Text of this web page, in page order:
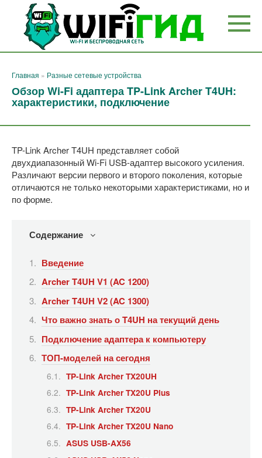
Перейти
контенту
Главная » Разные сетевые устройства
Обзор Wi-Fi адаптера TP-Link Archer T4UH:
характеристики, подключение
TP-Link Archer T4UH представляет собой
двухдиапазонный Wi-Fi USB-адаптер высокого усиления.
Различают версии первого и второго поколения, которые
отличаются не только некоторыми характеристиками, но и
по форме.
Содержание
Введение
Archer T4UH V1 (AC 1200)
Archer T4UH V2 (AC 1300)
Что важно знать о T4UH на текущий день
Подключение адаптера к компьютеру
ТОП-моделей на сегодня
TP-Link Archer TX20UH
TP-Link Archer TX20U Plus
TP-Link Archer TX20U
TP-Link Archer TX20U Nano
ASUS USB-AX56